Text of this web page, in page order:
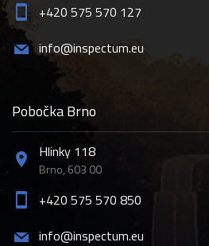
+420 575 570 127
info@inspectum.eu
Pobočka Brno
Hlinky 118
Brno, 603 00
+420 575 570 850
info@inspectum.eu